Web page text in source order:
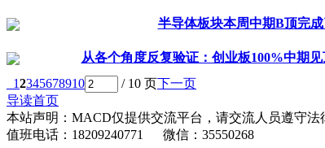
半导体板块本周中期B顶完成
从各个角度反复验证：创业板100%中期见
12345678910 / 10 页下一页
导读首页
本站声明：MACD仅提供交流平台，请交流人员遵守法
值班电话：18209240771 微信：35550268